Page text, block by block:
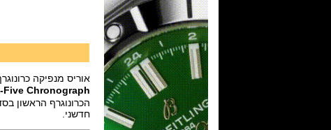
אוריס מנפיקה
Five Chronograph
חדשני.